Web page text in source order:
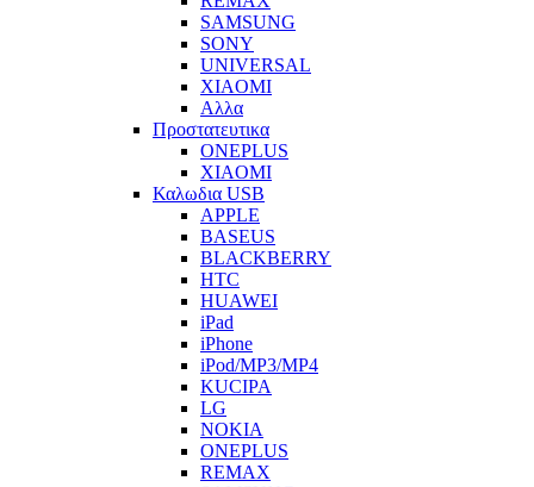
SAMSUNG
SONY
UNIVERSAL
XIAOMI
Αλλα
Προστατευτικα
ONEPLUS
XIAOMI
Καλωδια USB
APPLE
BASEUS
BLACKBERRY
HTC
HUAWEI
iPad
iPhone
iPod/MP3/MP4
KUCIPA
LG
NOKIA
ONEPLUS
REMAX